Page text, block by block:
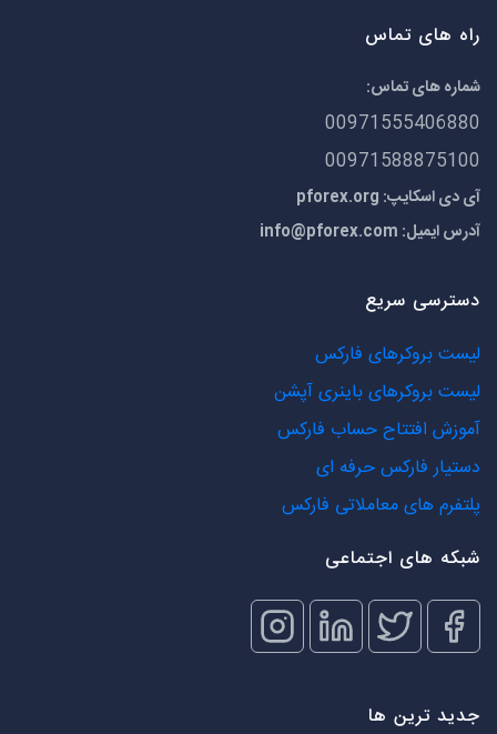
راه های تماس
شماره های تماس:
00971555406880
00971588875100
آی دی اسکایپ: pforex.org
آدرس ایمیل: info@pforex.com
دسترسی سریع
لیست بروکرهای فارکس
لیست بروکرهای باینری آپشن
آموزش افتتاح حساب فارکس
دستیار فارکس حرفه ای
پلتفرم های معاملاتی فارکس
شبکه های اجتماعی
جدید ترین ها